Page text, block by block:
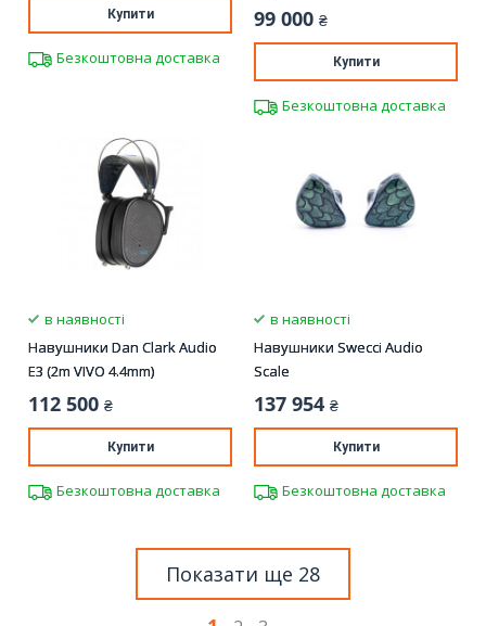
Купити
Безкоштовна доставка
99 000 ₴
Купити
Безкоштовна доставка
в наявності
Навушники Dan Clark Audio
E3 (2m VIVO 4.4mm)
112 500 ₴
Купити
Безкоштовна доставка
в наявності
Навушники Swecci Audio
Scale
137 954 ₴
Купити
Безкоштовна доставка
Показати ще 28